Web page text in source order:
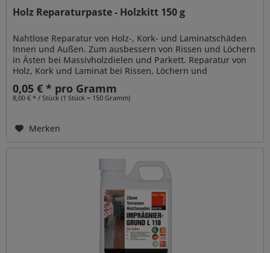
Holz Reparaturpaste - Holzkitt 150 g
Nahtlose Reparatur von Holz-, Kork- und Laminatschäden
Innen und Außen. Zum ausbessern von Rissen und Löchern
in Ästen bei Massivholzdielen und Parkett. Reparatur von
Holz, Kork und Laminat bei Rissen, Löchern und
Vertiefungen....
0,05 € * pro Gramm
8,00 € * / Stück (1 Stück = 150 Gramm)
Merken